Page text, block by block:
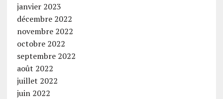
janvier 2023
décembre 2022
novembre 2022
octobre 2022
septembre 2022
août 2022
juillet 2022
juin 2022